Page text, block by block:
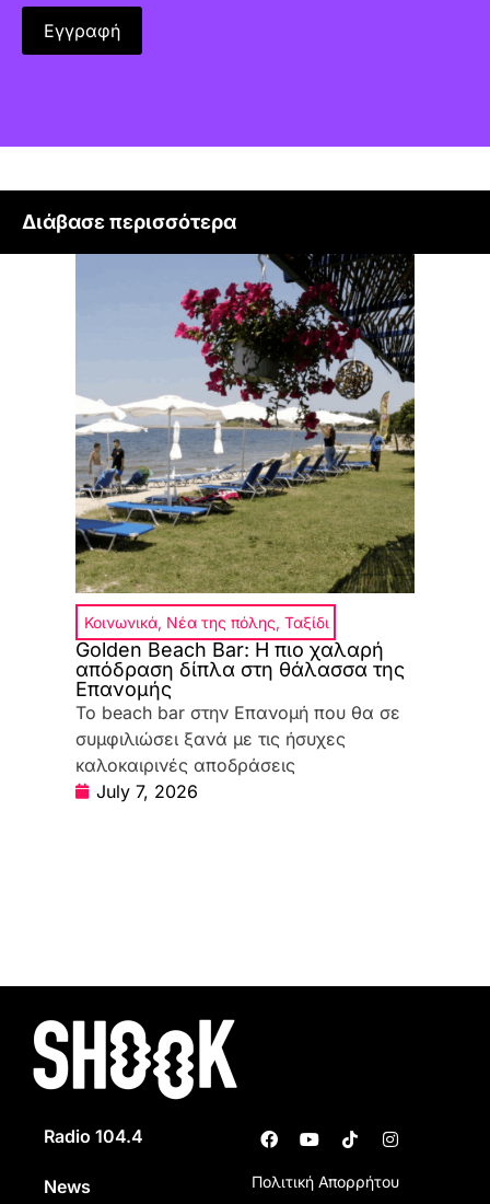
Διάβασε περισσότερα
Κοινωνικά, Νέα της πόλης, Ταξίδι
Golden Beach Bar: Η πιο χαλαρή
απόδραση δίπλα στη θάλασσα της
Επανομής
Το beach bar στην Επανομή που θα σε
συμφιλιώσει ξανά με τις ήσυχες
καλοκαιρινές αποδράσεις
July 7, 2026
Radio 104.4
News Πολιτική Απορρήτου